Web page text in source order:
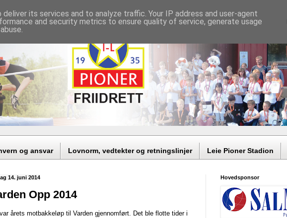
og ansvar Lovnorm, vedtekter og retningslinjer Leie Pioner Stadion
14. juni 2014
Opp 2014
årets motbakkeløp til Varden gjennomført. Det ble flotte tider i
Hovedsponsor
its services and to analyze traffic. Your IP address and user-agent
and security metrics to ensure quality of service, generate usage